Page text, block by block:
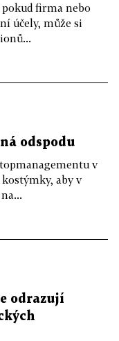
firma nebo
účely, může si
odspodu
v
aby v
odrazují